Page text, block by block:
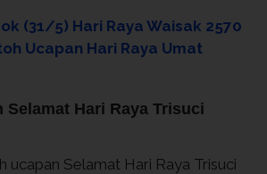
(31/5) Hari Raya Waisak 2570
Ucapan Hari Raya Umat
Selamat Hari Raya Trisuci
ucapan Selamat Hari Raya Trisuci